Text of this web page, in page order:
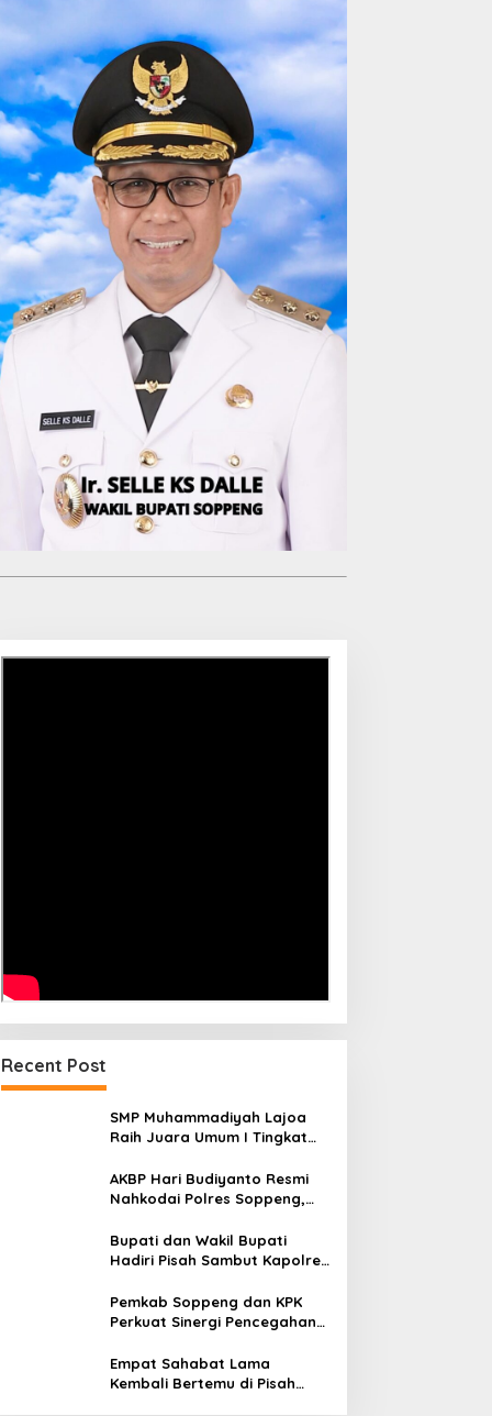
Recent Post
SMP Muhammadiyah Lajoa
Raih Juara Umum I Tingkat
Perkemahan Hari Pramuka
ke-65 Kwarcab Soppeng
AKBP Hari Budiyanto Resmi
Nahkodai Polres Soppeng,
Hadiri Pisah Sambut
Bupati dan Wakil Bupati
Hadiri Pisah Sambut Kapolres
Polri
Pemkab Soppeng dan KPK
Perkuat Sinergi Pencegahan
Koordinasi Penguatan
Integritas
Empat Sahabat Lama
Kembali Bertemu di Pisah